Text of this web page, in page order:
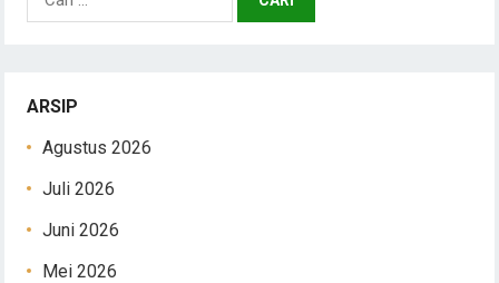
untuk:
ARSIP
Agustus 2026
Juli 2026
Juni 2026
Mei 2026